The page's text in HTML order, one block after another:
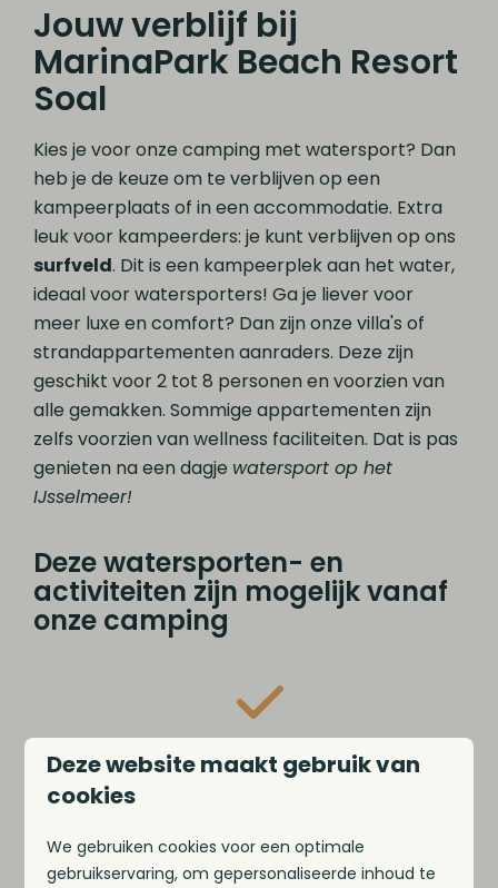
Jouw verblijf bij
MarinaPark Beach Resort
Soal
Kies je voor onze camping met watersport? Dan
heb je de keuze om te verblijven op een
kampeerplaats of in een accommodatie. Extra
leuk voor kampeerders: je kunt verblijven op ons
surfveld. Dit is een kampeerplek aan het water,
ideaal voor watersporters! Ga je liever voor
meer luxe en comfort? Dan zijn onze villa's of
strandappartementen aanraders. Deze zijn
geschikt voor 2 tot 8 personen en voorzien van
alle gemakken. Sommige appartementen zijn
zelfs voorzien van wellness faciliteiten. Dat is pas
genieten na een dagje watersport op het
IJsselmeer!
Deze watersporten- en
activiteiten zijn mogelijk vanaf
onze camping
Zeilen
Deze website maakt gebruik van
cookies
We gebruiken cookies voor een optimale
gebruikservaring, om gepersonaliseerde inhoud te